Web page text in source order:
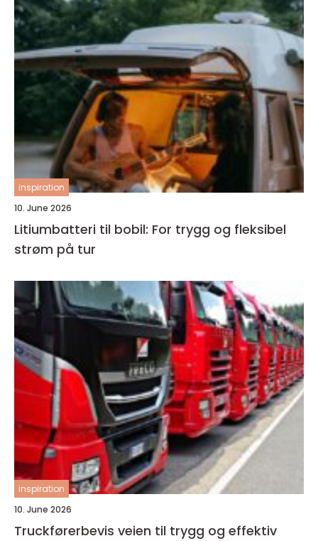
inspiration
10. June 2026
Litiumbatteri til bobil: For trygg og fleksibel
strøm på tur
inspiration
10. June 2026
Truckførerbevis veien til trygg og effektiv